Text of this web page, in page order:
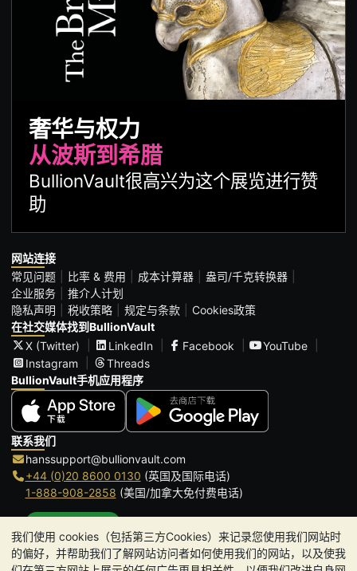
我们使用 cookies（包括第三方Cookies）来记录您使用我们网站时
的偏好，并帮助我们了解网站访问者如何使用我们的网站，以及使我
奢华与权力
从波斯到希腊
BullionVault很高兴为这个展览进行赞
助
网站连接
常见问题
比率 & 费用 成本计算器
盎司/千克转换器
企业服务
推介人计划
隐私声明
税收策略 规定与条款
Cookies政策
在社交媒体找到BullionVault
X (Twitter)
LinkedIn Facebook
YouTube
Instagram
Threads
BullionVault手机应用程序
联系我们
hanssupport@bullionvault.com
+44 (0)20 8600 0130 (英国及国际电话)
1-888-908-2858 (美国/加拿大免付费电话)
办公时间:
9am to 8:30pm (英国时间), 周一至周五